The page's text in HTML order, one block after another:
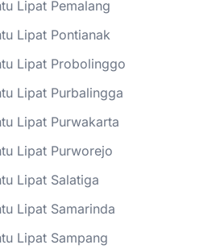
Lipat Pemalang
Lipat Pontianak
Lipat Probolinggo
Lipat Purbalingga
Lipat Purwakarta
Lipat Purworejo
Lipat Salatiga
Lipat Samarinda
Lipat Sampang